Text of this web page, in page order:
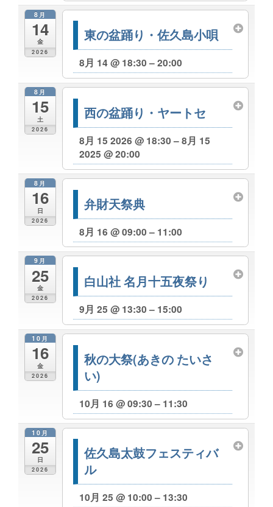
8月
14
金
2026
東の盆踊り・佐久島小唄
8月 14 @ 18:30 – 20:00
8月
15
土
2026
西の盆踊り・ヤートセ
8月 15 2026 @ 18:30 – 8月 15
2025 @ 20:00
8月
16
日
2026
弁財天祭典
8月 16 @ 09:00 – 11:00
9月
25
金
2026
白山社 名月十五夜祭り
9月 25 @ 13:30 – 15:00
10月
16
金
2026
秋の大祭(あきの たいさ
い)
10月 16 @ 09:30 – 11:30
10月
25
日
2026
佐久島太鼓フェスティバ
ル
10月 25 @ 10:00 – 13:30